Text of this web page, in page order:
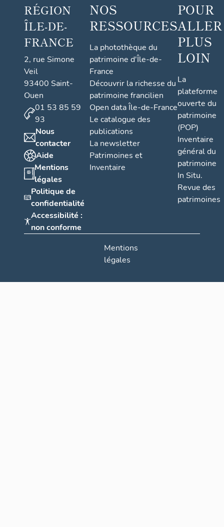
RÉGION
ÎLE-DE-
FRANCE
2, rue Simone
Veil
93400 Saint-
Ouen
01 53 85 59
93
Nous
contacter
Aide
Mentions
légales
Politique de
confidentialité
Accessibilité :
non conforme
NOS
RESSOURCES
La photothèque du
patrimoine d'Île-de-
France
Découvrir la richesse du
patrimoine francilien
Open data Île-de-France
Le catalogue des
publications
La newsletter
Patrimoines et
Inventaire
POUR
ALLER
PLUS
LOIN
La
plateforme
ouverte du
patrimoine
(POP)
Inventaire
général du
patrimoine
In Situ.
Revue des
patrimoines
Mentions
légales